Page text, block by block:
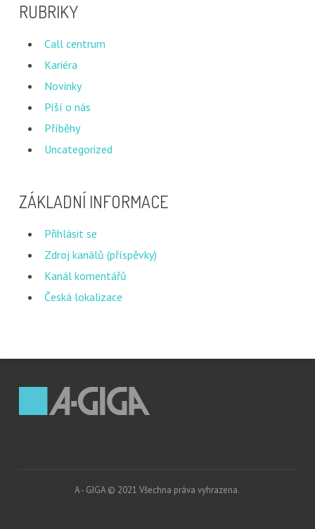
RUBRIKY
Call centrum
Kariéra
Novinky
Píší o nás
Příběhy
Uncategorized
ZÁKLADNÍ INFORMACE
Přihlásit se
Zdroj kanálů (příspěvky)
Kanál komentářů
Česká lokalizace
A - GIGA © 2021 Všechna práva vyhrazena.